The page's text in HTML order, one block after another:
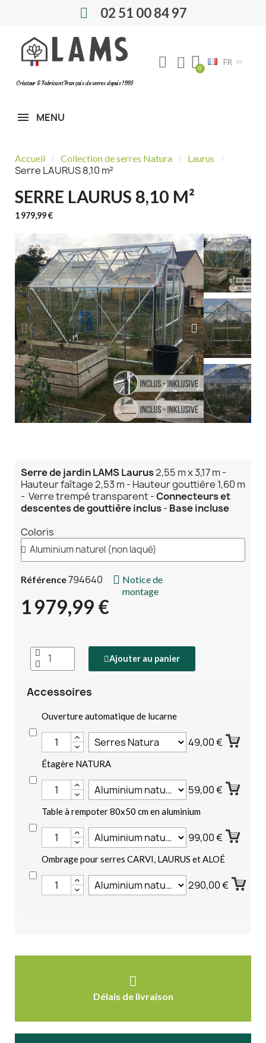
02 51 00 84 97
Créateur & Fabricant Français de serres depuis 1993
FR
MENU
Accueil Collection de serres Natura Laurus
Serre LAURUS 8,10 m²
SERRE LAURUS 8,10 M²
1 979,99 €
Serre de jardin LAMS Laurus2,55 m x 3,17 m -
Hauteur faîtage 2,53 m - Hauteur gouttière 1,60 m
- Verre trempé transparent -Connecteurs et
descentes de gouttière inclus- Base incluse
Coloris
Référence794640
Notice de
montage
1 979,99 €
Ajouter au panier
Accessoires
Ouverture automatique de lucarne
49,00 €
Étagère NATURA
59,00 €
Table à rempoter 80x50 cm en aluminium
99,00 €
Ombrage pour serres CARVI, LAURUS et ALOÉ
290,00 €
Délais de livraison